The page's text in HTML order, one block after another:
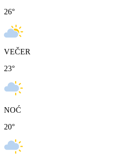
26°
VEČER
23°
NOĆ
20°